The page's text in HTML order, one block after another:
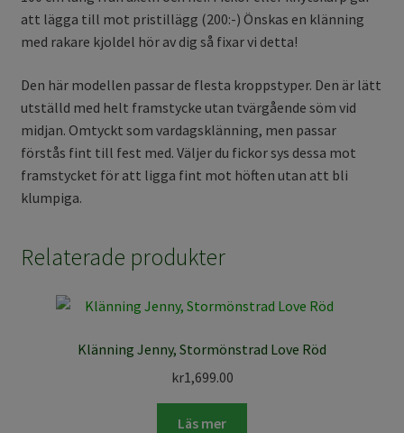
att lägga till mot pristillägg (200:-) Önskas en klänning
med rakare kjoldel hör av dig så fixar vi detta!
Den här modellen passar de flesta kroppstyper. Den är lätt
utställd med helt framstycke utan tvärgående söm vid
midjan. Omtyckt som vardagsklänning, men passar
förstås fint till fest med. Väljer du fickor sys dessa mot
framstycket för att ligga fint mot höften utan att bli
klumpiga.
Relaterade produkter
Klänning Jenny, Stormönstrad Love Röd
kr1,699.00
Läs mer